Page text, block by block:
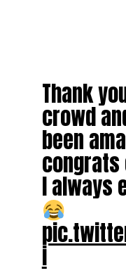
Thank
crowd
been
congrats
I always
i